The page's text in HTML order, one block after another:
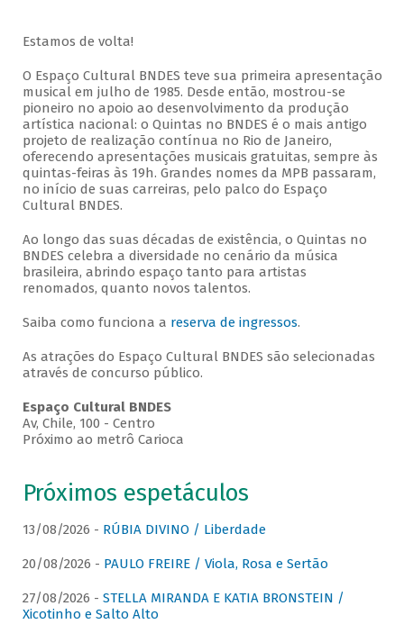
Estamos de volta!
O Espaço Cultural BNDES teve sua primeira apresentação
musical em julho de 1985. Desde então, mostrou-se
pioneiro no apoio ao desenvolvimento da produção
artística nacional: o Quintas no BNDES é o mais antigo
projeto de realização contínua no Rio de Janeiro,
oferecendo apresentações musicais gratuitas, sempre às
quintas-feiras às 19h. Grandes nomes da MPB passaram,
no início de suas carreiras, pelo palco do Espaço
Cultural BNDES.
Ao longo das suas décadas de existência, o Quintas no
BNDES celebra a diversidade no cenário da música
brasileira, abrindo espaço tanto para artistas
renomados, quanto novos talentos.
Saiba como funciona a reserva de ingressos.
As atrações do Espaço Cultural BNDES são selecionadas
através de concurso público.
Espaço Cultural BNDES
Av, Chile, 100 - Centro
Próximo ao metrô Carioca
Próximos espetáculos
13/08/2026 - RÚBIA DIVINO / Liberdade
20/08/2026 - PAULO FREIRE / Viola, Rosa e Sertão
27/08/2026 - STELLA MIRANDA E KATIA BRONSTEIN /
Xicotinho e Salto Alto